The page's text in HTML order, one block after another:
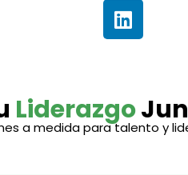
Liderazgo
a medida para talento y